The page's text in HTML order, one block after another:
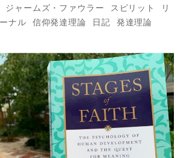
ジャームズ・ファウラー スピリット
リ
ナル 信仰発達理論 日記 発達理論